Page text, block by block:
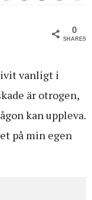
0
SHARES
vanligt i
är otrogen,
kan uppleva.
på min egen